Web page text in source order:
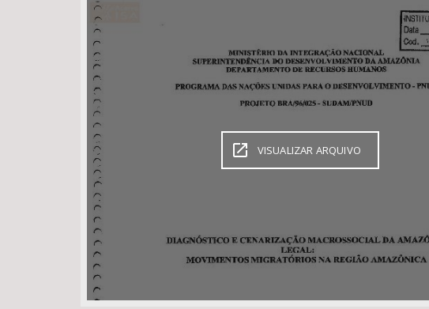
Área de Levantamento
VISUALIZAR ARQUIVO